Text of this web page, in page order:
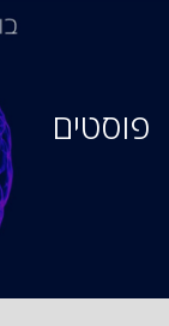
פוסטים